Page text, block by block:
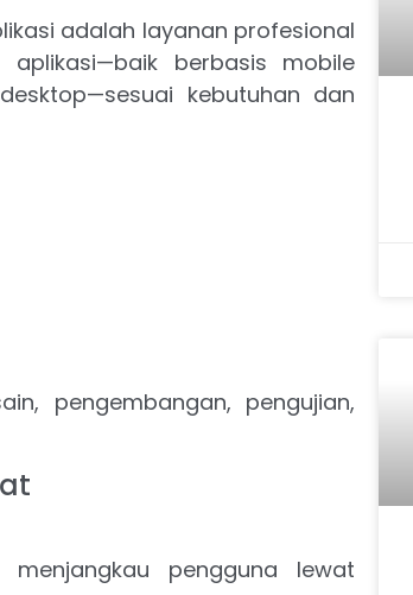
adalah layanan profesional
berbasis mobile
kebutuhan dan
pengembangan, pengujian,
pengguna lewat